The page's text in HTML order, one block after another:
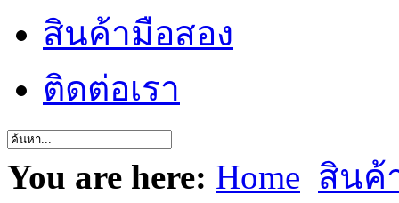
สินค้ามือสอง
ติดต่อเรา
You are here: Home สินค้